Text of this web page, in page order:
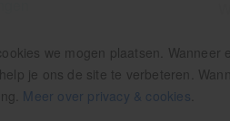
we mogen plaatsen. Wanneer
je ons de site te verbeteren.
Meer over privacy & cookies